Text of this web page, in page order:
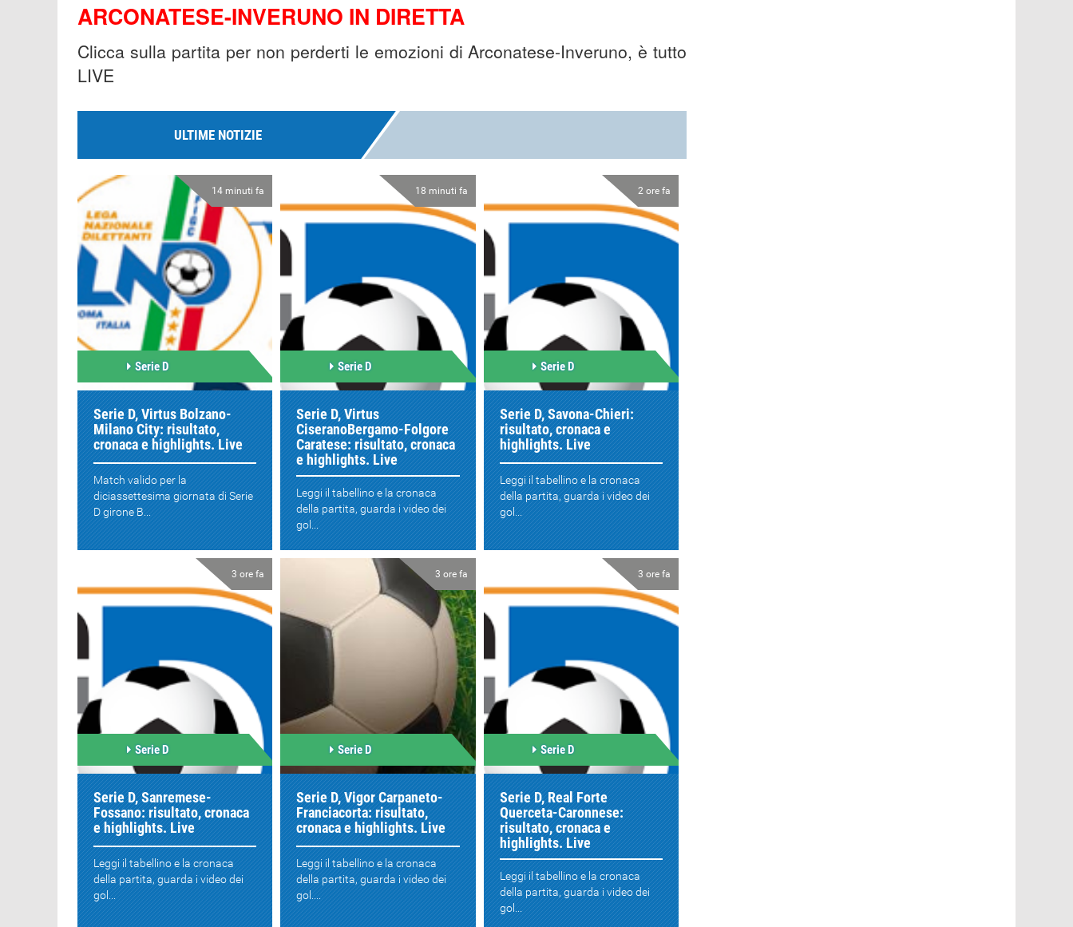
ARCONATESE-INVERUNO IN DIRETTA
Clicca sulla partita per non perderti le emozioni di Arconatese-Inveruno, è tutto
LIVE
ULTIME NOTIZIE
14 minuti fa
Serie D
Serie D, Virtus Bolzano-
Milano City: risultato,
cronaca e highlights. Live
Match valido per la
diciassettesima giornata di Serie
D girone B...
18 minuti fa
Serie D
Serie D, Virtus
CiseranoBergamo-Folgore
Caratese: risultato, cronaca
e highlights. Live
Leggi il tabellino e la cronaca
della partita, guarda i video dei
gol...
2 ore fa
Serie D
Serie D, Savona-Chieri:
risultato, cronaca e
highlights. Live
Leggi il tabellino e la cronaca
della partita, guarda i video dei
gol...
3 ore fa
Serie D
Serie D, Sanremese-
Fossano: risultato, cronaca
e highlights. Live
Leggi il tabellino e la cronaca
della partita, guarda i video dei
gol...
3 ore fa
Serie D
Serie D, Vigor Carpaneto-
Franciacorta: risultato,
cronaca e highlights. Live
Leggi il tabellino e la cronaca
della partita, guarda i video dei
gol....
3 ore fa
Serie D
Serie D, Real Forte
Querceta-Caronnese:
risultato, cronaca e
highlights. Live
Leggi il tabellino e la cronaca
della partita, guarda i video dei
gol...